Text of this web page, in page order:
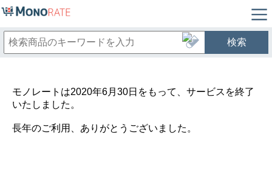
検索
モノレートは2020年6月30日をもって、サービスを終了
いたしました。
長年のご利用、ありがとうございました。